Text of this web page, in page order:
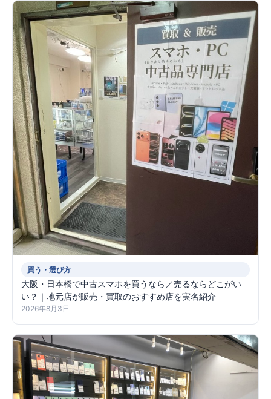
買う・選び方
大阪・日本橋で中古スマホを買うなら／売るならどこがい
い？｜地元店が販売・買取のおすすめ店を実名紹介
2026年8月3日